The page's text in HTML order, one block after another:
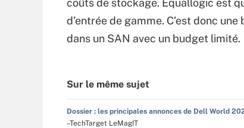
coûts de stockage. Equallogic est
d’entrée de gamme. C’est donc
dans un SAN avec un budget limité.
Sur le même sujet
Dossier : les principales annonces de Dell World
–TechTarget LeMagIT